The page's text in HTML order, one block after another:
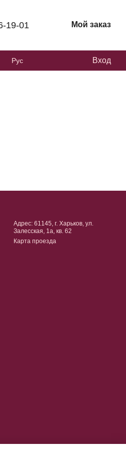
19-01 Мой заказ
Рус Вход
Адрес: 61145, г. Харьков, ул.
Залесская, 1а, кв. 62
Карта проезда